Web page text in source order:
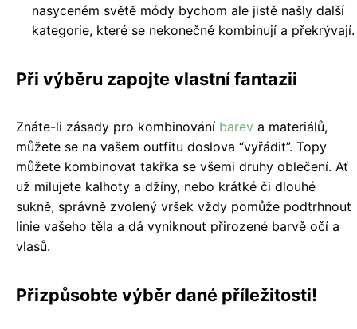
nasyceném světě módy bychom ale jistě našly další
kategorie, které se nekonečně kombinují a překrývají.
Při výběru zapojte vlastní fantazii
Znáte-li zásady pro kombinování barev a materiálů,
můžete se na vašem outfitu doslova “vyřádit”. Topy
můžete kombinovat takřka se všemi druhy oblečení. Ať
už milujete kalhoty a džíny, nebo krátké či dlouhé
sukně, správně zvolený vršek vždy pomůže podtrhnout
linie vašeho těla a dá vyniknout přirozené barvě očí a
vlasů.
Přizpůsobte výběr dané příležitosti!